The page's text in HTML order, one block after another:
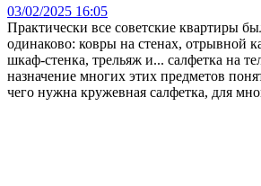
03/02/2025 16:05
Практически все советские квартиры
одинаково: ковры на стенах, отрывной
шкаф-стенка, трельяж и... салфетка на
назначение многих этих предметов
чего нужна кружевная салфетка, для